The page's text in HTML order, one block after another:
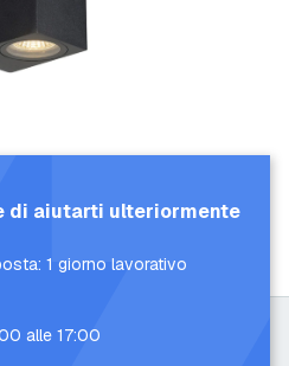
di aiutarti ulteriormente
1 giorno lavorativo
alle 17:00